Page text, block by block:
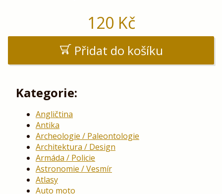
120 Kč
Přidat do košíku
Kategorie:
Angličtina
Antika
Archeologie / Paleontologie
Architektura / Design
Armáda / Policie
Astronomie / Vesmír
Atlasy
Auto moto